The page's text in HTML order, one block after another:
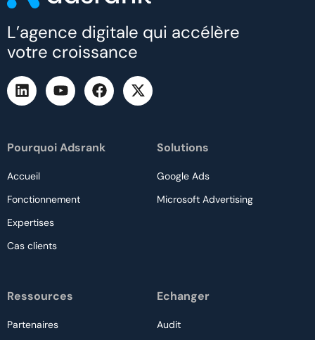
L’agence digitale qui accélère
votre croissance
Pourquoi Adsrank
Accueil
Fonctionnement
Expertises
Cas clients
Solutions
Google Ads
Microsoft Advertising
Ressources
Partenaires
Echanger
Audit